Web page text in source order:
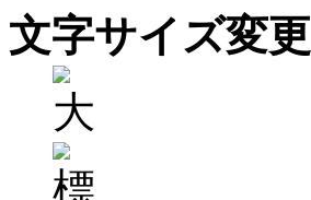
文字サイズ変更